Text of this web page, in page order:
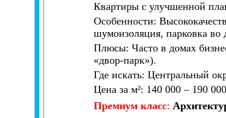
Квартиры с улучшенной
Особенности:
шумоизоляция, парковка во
Плюсы: Часто в домах
«двор-парк»).
Где искать: Центральный
Цена за м²: 140 000 – 190
Премиум класс: